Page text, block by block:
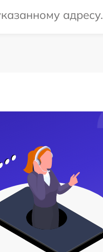
адресу.